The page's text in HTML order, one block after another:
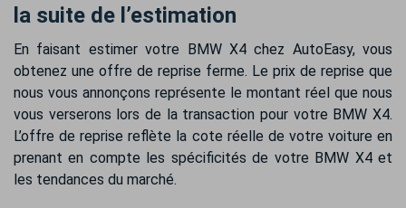
la suite de l’estimation
En faisant estimer votre BMW X4 chez AutoEasy, vous
obtenez une offre de reprise ferme. Le prix de reprise que
nous vous annonçons représente le montant réel que nous
vous verserons lors de la transaction pour votre BMW X4.
L’offre de reprise reflète la cote réelle de votre voiture en
prenant en compte les spécificités de votre BMW X4 et
les tendances du marché.